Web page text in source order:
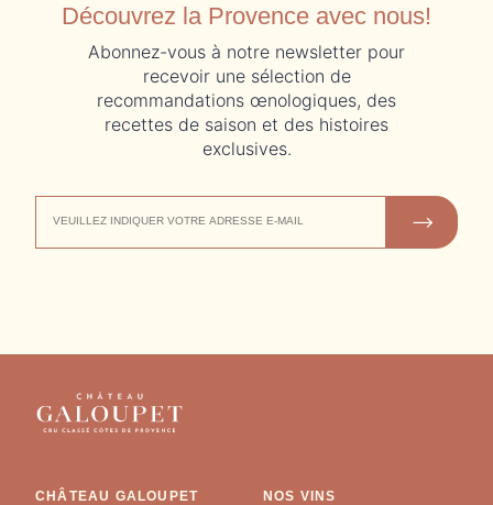
Découvrez la Provence avec nous!
Abonnez-vous à notre newsletter pour
recevoir une sélection de
recommandations œnologiques, des
recettes de saison et des histoires
exclusives.
ADRESSENOUS REJOINDRE
CHÂTEAU GALOUPET NOS VINS